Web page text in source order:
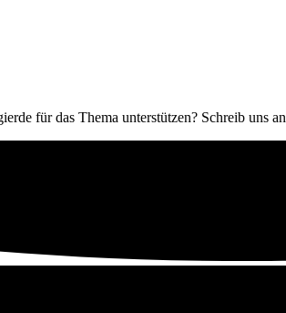
für das Thema unterstützen? Schreib uns an